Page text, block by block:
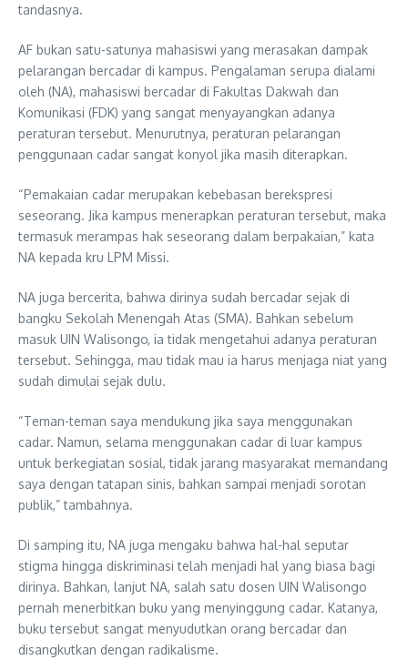
tandasnya.
AF bukan satu-satunya mahasiswi yang merasakan dampak
pelarangan bercadar di kampus. Pengalaman serupa dialami
oleh (NA), mahasiswi bercadar di Fakultas Dakwah dan
Komunikasi (FDK) yang sangat menyayangkan adanya
peraturan tersebut. Menurutnya, peraturan pelarangan
penggunaan cadar sangat konyol jika masih diterapkan.
“Pemakaian cadar merupakan kebebasan berekspresi
seseorang. Jika kampus menerapkan peraturan tersebut, maka
termasuk merampas hak seseorang dalam berpakaian,” kata
NA kepada kru LPM Missi.
NA juga bercerita, bahwa dirinya sudah bercadar sejak di
bangku Sekolah Menengah Atas (SMA). Bahkan sebelum
masuk UIN Walisongo, ia tidak mengetahui adanya peraturan
tersebut. Sehingga, mau tidak mau ia harus menjaga niat yang
sudah dimulai sejak dulu.
“Teman-teman saya mendukung jika saya menggunakan
cadar. Namun, selama menggunakan cadar di luar kampus
untuk berkegiatan sosial, tidak jarang masyarakat memandang
saya dengan tatapan sinis, bahkan sampai menjadi sorotan
publik,” tambahnya.
Di samping itu, NA juga mengaku bahwa hal-hal seputar
stigma hingga diskriminasi telah menjadi hal yang biasa bagi
dirinya. Bahkan, lanjut NA, salah satu dosen UIN Walisongo
pernah menerbitkan buku yang menyinggung cadar. Katanya,
buku tersebut sangat menyudutkan orang bercadar dan
disangkutkan dengan radikalisme.